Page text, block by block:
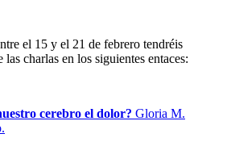
el 15 y el 21 de febrero tendréis
charlas en los siguientes entaces:
cerebro el dolor? Gloria M.